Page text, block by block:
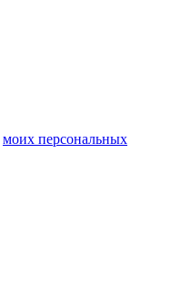
моих персональных